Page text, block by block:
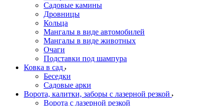
Садовые камины
Дровницы
Кольца
Мангалы в виде автомобилей
Мангалы в виде животных
Очаги
Подставки под шампура
Ковка в сад
Беседки
Садовые арки
Ворота, калитки, заборы с лазерной резкой
Ворота с лазерной резкой